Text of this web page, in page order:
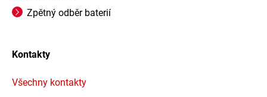
Zpětný odběr baterií
Kontakty
Všechny kontakty